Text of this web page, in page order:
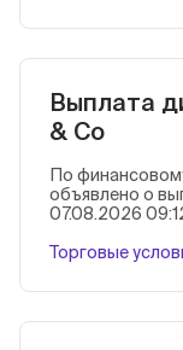
Выплата
& Co
По
объявлено о
07.08.2026
Торговые